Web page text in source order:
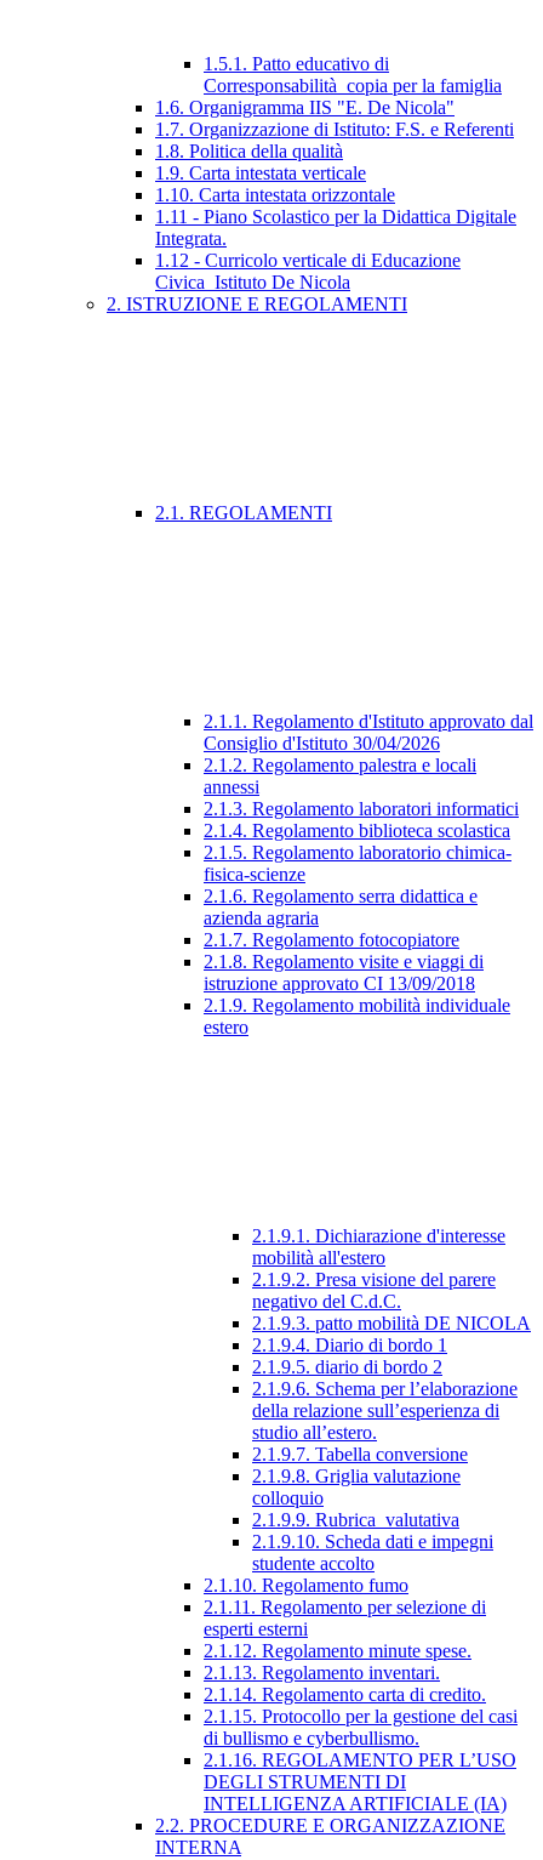
1.5.1. Patto educativo di
Corresponsabilità_copia per la famiglia
1.6. Organigramma IIS "E. De Nicola"
1.7. Organizzazione di Istituto: F.S. e Referenti
1.8. Politica della qualità
1.9. Carta intestata verticale
1.10. Carta intestata orizzontale
1.11 - Piano Scolastico per la Didattica Digitale
Integrata.
1.12 - Curricolo verticale di Educazione
Civica_Istituto De Nicola
2. ISTRUZIONE E REGOLAMENTI
2.1. REGOLAMENTI
2.1.1. Regolamento d'Istituto approvato dal
Consiglio d'Istituto 30/04/2026
2.1.2. Regolamento palestra e locali
annessi
2.1.3. Regolamento laboratori informatici
2.1.4. Regolamento biblioteca scolastica
2.1.5. Regolamento laboratorio chimica-
fisica-scienze
2.1.6. Regolamento serra didattica e
azienda agraria
2.1.7. Regolamento fotocopiatore
2.1.8. Regolamento visite e viaggi di
istruzione approvato CI 13/09/2018
2.1.9. Regolamento mobilità individuale
estero
2.1.9.1. Dichiarazione d'interesse
mobilità all'estero
2.1.9.2. Presa visione del parere
negativo del C.d.C.
2.1.9.3. patto mobilità DE NICOLA
2.1.9.4. Diario di bordo 1
2.1.9.5. diario di bordo 2
2.1.9.6. Schema per l’elaborazione
della relazione sull’esperienza di
studio all’estero.
2.1.9.7. Tabella conversione
2.1.9.8. Griglia valutazione
colloquio
2.1.9.9. Rubrica_valutativa
2.1.9.10. Scheda dati e impegni
studente accolto
2.1.10. Regolamento fumo
2.1.11. Regolamento per selezione di
esperti esterni
2.1.12. Regolamento minute spese.
2.1.13. Regolamento inventari.
2.1.14. Regolamento carta di credito.
2.1.15. Protocollo per la gestione del casi
di bullismo e cyberbullismo.
2.1.16. REGOLAMENTO PER L’USO
DEGLI STRUMENTI DI
INTELLIGENZA ARTIFICIALE (IA)
2.2. PROCEDURE E ORGANIZZAZIONE
INTERNA